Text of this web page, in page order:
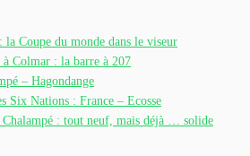
la Coupe du monde dans le viseur
à Colmar : la barre à 207
– Hagondange
Six Nations : France – Ecosse
: tout neuf, mais déjà … solide